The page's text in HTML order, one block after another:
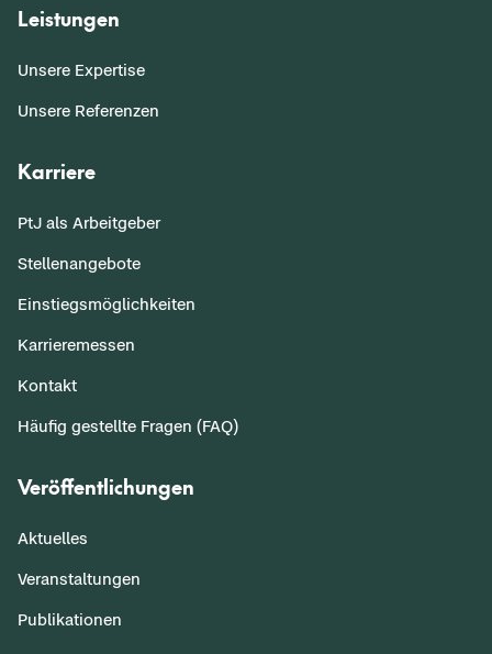
Leistungen
Unsere Expertise
Unsere Referenzen
Karriere
PtJ als Arbeitgeber
Stellenangebote
Einstiegsmöglichkeiten
Karrieremessen
Kontakt
Häufig gestellte Fragen (FAQ)
Veröffentlichungen
Aktuelles
Veranstaltungen
Publikationen